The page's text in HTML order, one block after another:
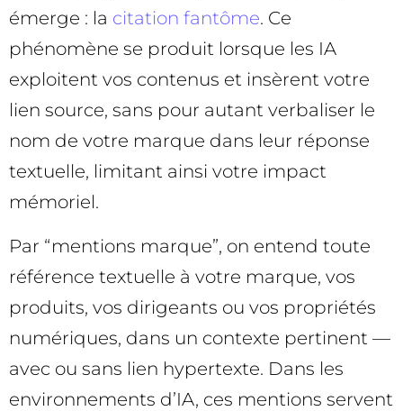
émerge : la citation fantôme. Ce
phénomène se produit lorsque les IA
exploitent vos contenus et insèrent votre
lien source, sans pour autant verbaliser le
nom de votre marque dans leur réponse
textuelle, limitant ainsi votre impact
mémoriel.
Par “mentions marque”, on entend toute
référence textuelle à votre marque, vos
produits, vos dirigeants ou vos propriétés
numériques, dans un contexte pertinent —
avec ou sans lien hypertexte. Dans les
environnements d’IA, ces mentions servent